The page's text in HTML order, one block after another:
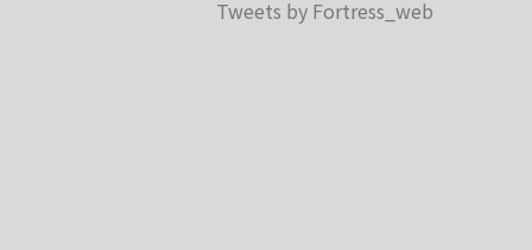
Tweets by Fortress_web